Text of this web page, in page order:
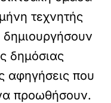
τεχνητής
δημόσιας
αφηγήσεις που
προωθήσουν.